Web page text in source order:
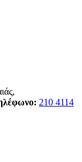
210 4114